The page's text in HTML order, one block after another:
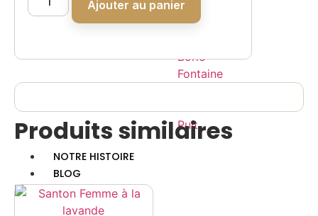
en
Maison
en
Borie
Fontaine
Pont
Puit
NOTRE HISTOIRE
BLOG
CONTACT
MON COMPTE
Ajouter au panier
Produits similaires